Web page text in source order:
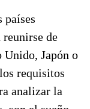
países
reunirse de
Unido, Japón o
requisitos
analizar la